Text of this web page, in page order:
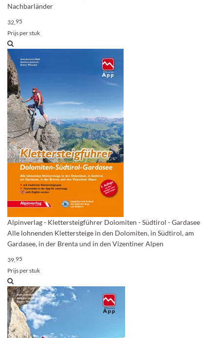
Nachbarländer
32,95
Prijs per stuk
Alpinverlag - Klettersteigführer Dolomiten - Südtirol - Gardasee
Alle lohnenden Klettersteige in den Dolomiten, in Südtirol, am
Gardasee, in der Brenta und in den Vizentiner Alpen
39,95
Prijs per stuk